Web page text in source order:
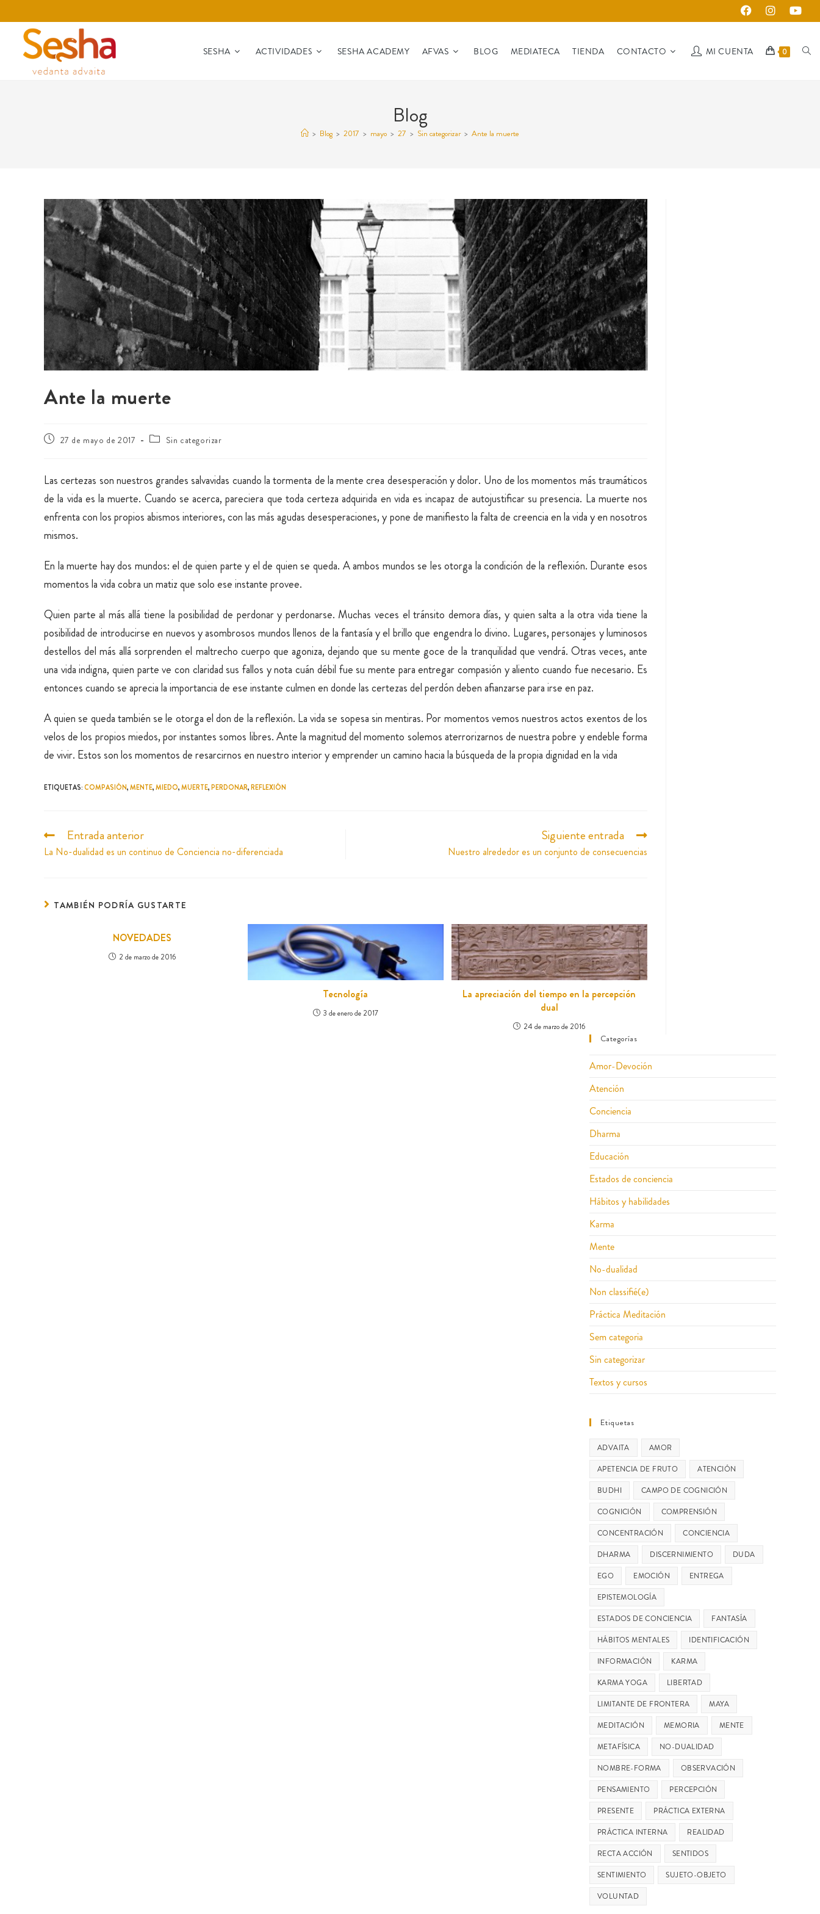
SESHA ACTIVIDADES SESHA ACADEMY AFVAS BLOG MEDIATECA TIENDA CONTACTO MI CUENTA 0
Blog
> Blog > 2017 > mayo > 27 > Sin categorizar > Ante la muerte
Ante la muerte
27 de mayo de 2017 Sin categorizar
Las certezas son nuestros grandes salvavidas cuando la tormenta de la mente crea desesperación y dolor. Uno de los momentos más traumáticos
de la vida es la muerte. Cuando se acerca, pareciera que toda certeza adquirida en vida es incapaz de autojustificar su presencia. La muerte nos
enfrenta con los propios abismos interiores, con las más agudas desesperaciones, y pone de manifiesto la falta de creencia en la vida y en nosotros
mismos.
En la muerte hay dos mundos: el de quien parte y el de quien se queda. A ambos mundos se les otorga la condición de la reflexión. Durante esos
momentos la vida cobra un matiz que solo ese instante provee.
Quien parte al más allá tiene la posibilidad de perdonar y perdonarse. Muchas veces el tránsito demora días, y quien salta a la otra vida tiene la
posibilidad de introducirse en nuevos y asombrosos mundos llenos de la fantasía y el brillo que engendra lo divino. Lugares, personajes y luminosos
destellos del más allá sorprenden el maltrecho cuerpo que agoniza, dejando que su mente goce de la tranquilidad que vendrá. Otras veces, ante
una vida indigna, quien parte ve con claridad sus fallos y nota cuán débil fue su mente para entregar compasión y aliento cuando fue necesario. Es
entonces cuando se aprecia la importancia de ese instante culmen en donde las certezas del perdón deben afianzarse para irse en paz.
A quien se queda también se le otorga el don de la reflexión. La vida se sopesa sin mentiras. Por momentos vemos nuestros actos exentos de los
velos de los propios miedos, por instantes somos libres. Ante la magnitud del momento solemos aterrorizarnos de nuestra pobre y endeble forma
de vivir. Estos son los momentos de resarcirnos en nuestro interior y emprender un camino hacia la búsqueda de la propia dignidad en la vida
ETIQUETAS:COMPASIÓN,MENTE,MIEDO,MUERTE,PERDONAR,REFLEXIÓN
Entrada anterior
La No-dualidad es un continuo de Conciencia no-diferenciada
Siguiente entrada
Nuestro alrededor es un conjunto de consecuencias
TAMBIÉN PODRÍA GUSTARTE
NOVEDADES
2 de marzo de 2016
Tecnología
3 de enero de 2017
La apreciación del tiempo en la percepción
dual
24 de marzo de 2016
Categorías
Amor-Devoción
Atención
Conciencia
Dharma
Educación
Estados de conciencia
Hábitos y habilidades
Karma
Mente
No-dualidad
Non classifié(e)
Práctica Meditación
Sem categoria
Sin categorizar
Textos y cursos
Etiquetas
ADVAITA
AMOR
APETENCIA DE FRUTO
ATENCIÓN
BUDHI
CAMPO DE COGNICIÓN
COGNICIÓN
COMPRENSIÓN
CONCENTRACIÓN
CONCIENCIA
DHARMA
DISCERNIMIENTO
DUDA
EGO
EMOCIÓN
ENTREGA
EPISTEMOLOGÍA
ESTADOS DE CONCIENCIA
FANTASÍA
HÁBITOS MENTALES
IDENTIFICACIÓN
INFORMACIÓN
KARMA
KARMA YOGA
LIBERTAD
LIMITANTE DE FRONTERA
MAYA
MEDITACIÓN
MEMORIA
MENTE
METAFÍSICA
NO-DUALIDAD
NOMBRE-FORMA
OBSERVACIÓN
PENSAMIENTO
PERCEPCIÓN
PRESENTE
PRÁCTICA EXTERNA
PRÁCTICA INTERNA
REALIDAD
RECTA ACCIÓN
SENTIDOS
SENTIMIENTO
SUJETO-OBJETO
VOLUNTAD